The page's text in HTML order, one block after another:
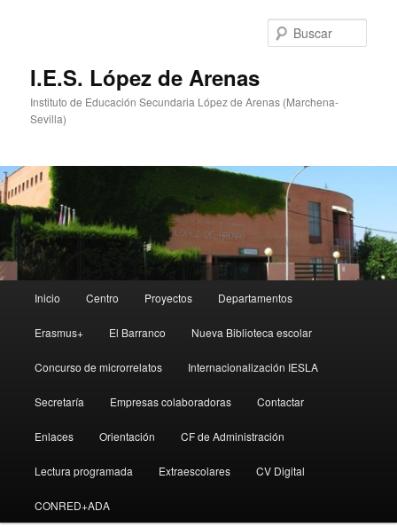
I.E.S. López de Arenas
Instituto de Educación Secundaria López de Arenas (Marchena-
Sevilla)
principal
Inicio Centro Proyectos Departamentos
Erasmus+ El Barranco Nueva Biblioteca escolar
Concurso de microrrelatos Internacionalización IESLA
Secretaría Empresas colaboradoras Contactar
Enlaces Orientación CF de Administración
Lectura programada Extraescolares CV Digital
CONRED+ADA